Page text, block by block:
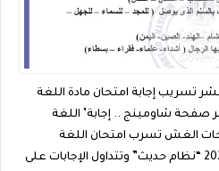
تسريب إجابة امتحان مادة اللغة
صفحة شاومينج .. إجابة’ اللغة
الغش تسرب امتحان اللغة
العربية للصف الأول الاعدادي 2024 “نظام حديث” وتتداول الإجابات على